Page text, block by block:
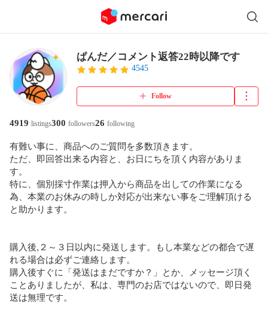
ぱんだ／コメント返答22時以降です
4545
Follow
4919 listings300 followers26 following
有難い事に、商品へのご質問を多数頂きます。
ただ、即回答出来る内容と、お日にちを頂く内容がありま
す。
特に、個別採寸作業は押入から商品を出しての作業になる
為、本業のお休みの時しか対応が出来ない事をご理解頂ける
と助かります。
購入後,２～３日以内に発送します。もし本業などの都合で遅
れる場合は必ずご連絡します。
購入後すぐに「発送はまだですか？」とか、メッセージ頂く
ことありましたが、私は、専門のお店ではないので、即日発
送は無理です。